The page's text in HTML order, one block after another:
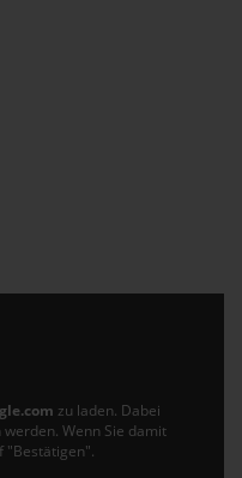
zu laden. Dabei
Wenn Sie damit
"Bestätigen".